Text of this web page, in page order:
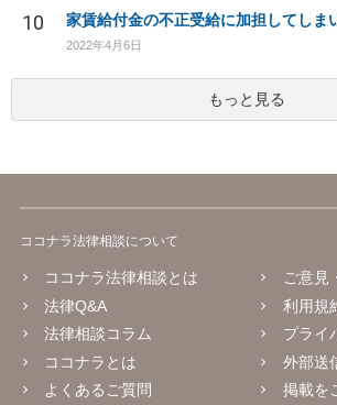
10 家賃給付金の不正受給に加担してしま
2022年4月6日
もっと見る
ココナラ法律相談について
ココナラ法律相談とは
法律Q&A
法律相談コラム
ココナラとは
よくあるご質問
ご意見
利用規
プライ
外部送
掲載を